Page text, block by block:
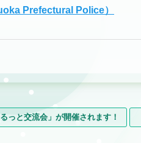
Prefectural Police）
っと交流会」が開催されます！